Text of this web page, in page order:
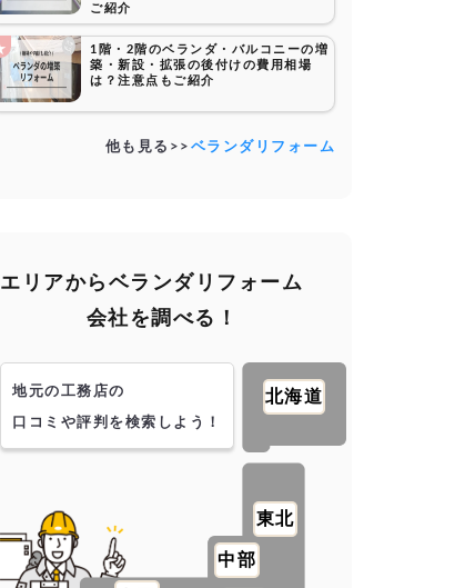
ご紹介
1階・2階のベランダ・バルコニーの増
築・新設・拡張の後付けの費用相場
は？注意点もご紹介
他も見る>> ベランダリフォーム
エリアからベランダリフォーム
会社を調べる！
北海道
東北
中部
地元の工務店の
口コミや評判を検索しよう！